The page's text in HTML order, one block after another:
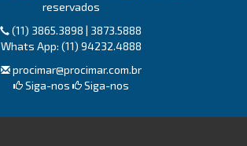
reservados
(11) 3865.3898 | 3873.5888
Whats App: (11) 94232.4888
procimar@procimar.com.br
Siga-nos
Siga-nos